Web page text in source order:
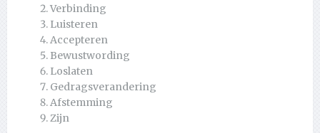
Verbinding
Luisteren
Accepteren
Bewustwording
Loslaten
Gedragsverandering
Afstemming
Zijn